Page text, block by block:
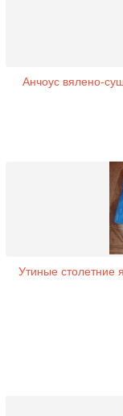
Анчоус вялено-
Утиные столетние